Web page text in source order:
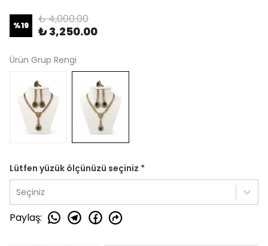
%19 ₺ 4,000.00
₺ 3,250.00
Ürün Grup Rengi
Lütfen yüzük ölçünüzü seçiniz *
Seçiniz
Paylaş: